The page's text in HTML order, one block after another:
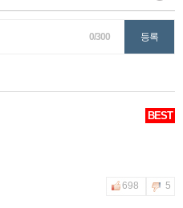
0/300 등록
BEST
698 5